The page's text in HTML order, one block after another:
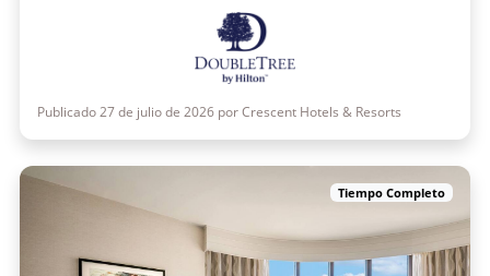
Publicado 27 de julio de 2026 por Crescent Hotels & Resorts
Tiempo Completo